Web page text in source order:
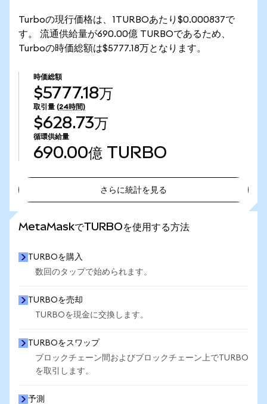
Turboの現行価格は、1TURBOあたり$0.000837で
す。 流通供給量が690.00億 TURBOであるため、
Turboの時価総額は$5777.18万となります。
時価総額
$5777.18万
取引量 (24時間)
$628.73万
循環供給量
690.00億 TURBO
さらに統計を見る
MetaMaskでTURBOを使用する方法
TURBOを購入
数回のタップで始められます。
TURBOを売却
TURBOを現金に交換します。
TURBOをスワップ
ブロックチェーン間およびブロックチェーン上でTURBO
を取引します。
予測